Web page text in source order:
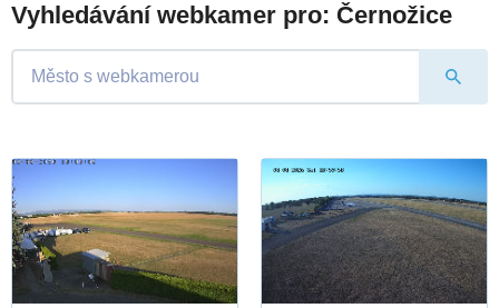
Vyhledávání webkamer pro: Černožice